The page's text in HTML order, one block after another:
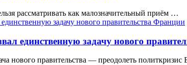
рассматривать как малозначительный приём …
единственную задачу нового
нового правительства — преодолеть политкризис